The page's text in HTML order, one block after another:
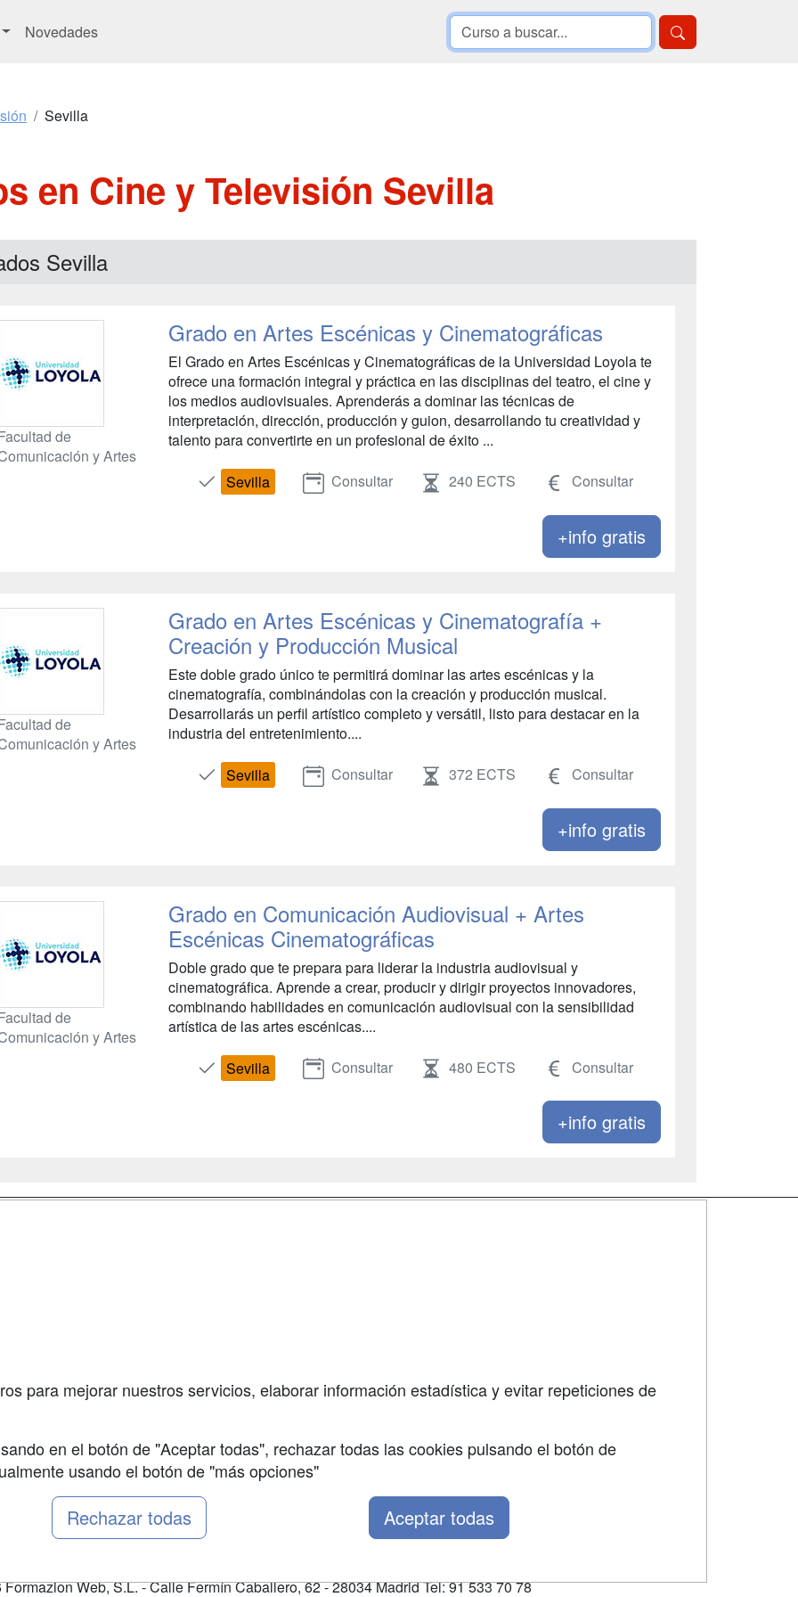
Novedades
Sevilla
en Cine y Televisión Sevilla
Sevilla
de
y Artes
Grado en Artes Escénicas y Cinematográficas
El Grado en Artes Escénicas y Cinematográficas de la Universidad Loyola te
ofrece una formación integral y práctica en las disciplinas del teatro, el cine y
los medios audiovisuales. Aprenderás a dominar las técnicas de
interpretación, dirección, producción y guion, desarrollando tu creatividad y
talento para convertirte en un profesional de éxito ...
Sevilla Consultar 240 ECTS Consultar
+info gratis
de
y Artes
Grado en Artes Escénicas y Cinematografía +
Creación y Producción Musical
Este doble grado único te permitirá dominar las artes escénicas y la
cinematografía, combinándolas con la creación y producción musical.
Desarrollarás un perfil artístico completo y versátil, listo para destacar en la
industria del entretenimiento....
Sevilla Consultar 372 ECTS Consultar
+info gratis
de
y Artes
Grado en Comunicación Audiovisual + Artes
Escénicas Cinematográficas
Doble grado que te prepara para liderar la industria audiovisual y
cinematográfica. Aprende a crear, producir y dirigir proyectos innovadores,
combinando habilidades en comunicación audiovisual con la sensibilidad
artística de las artes escénicas....
Sevilla Consultar 480 ECTS Consultar
+info gratis
Web, S.L. - Calle Fermín Caballero, 62 - 28034 Madrid Tel: 91 533 70 78
para mejorar nuestros servicios, elaborar información estadística y evitar repeticiones de
en el botón de "Aceptar todas", rechazar todas las cookies pulsando el botón de
usando el botón de "más opciones"
Rechazar todas Aceptar todas